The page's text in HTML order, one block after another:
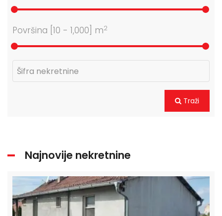
Površina [ 10 - 1,000 ] m2
Traži
Najnovije nekretnine